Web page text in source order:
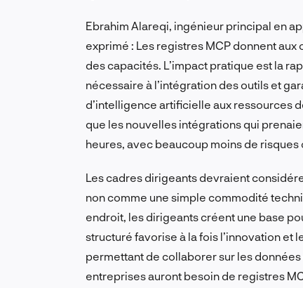
Ebrahim Alareqi, ingénieur principal en
exprimé : Les registres MCP donnent
des capacités. L’impact pratique est la
nécessaire à l’intégration des outils et
d’intelligence artificielle aux ressources
que les nouvelles intégrations qui
heures, avec beaucoup moins de risques
Les cadres dirigeants devraient
non comme une simple commodité
endroit, les dirigeants créent une base
structuré favorise à la fois l’innovation et
permettant de collaborer sur les données
entreprises auront besoin de registres